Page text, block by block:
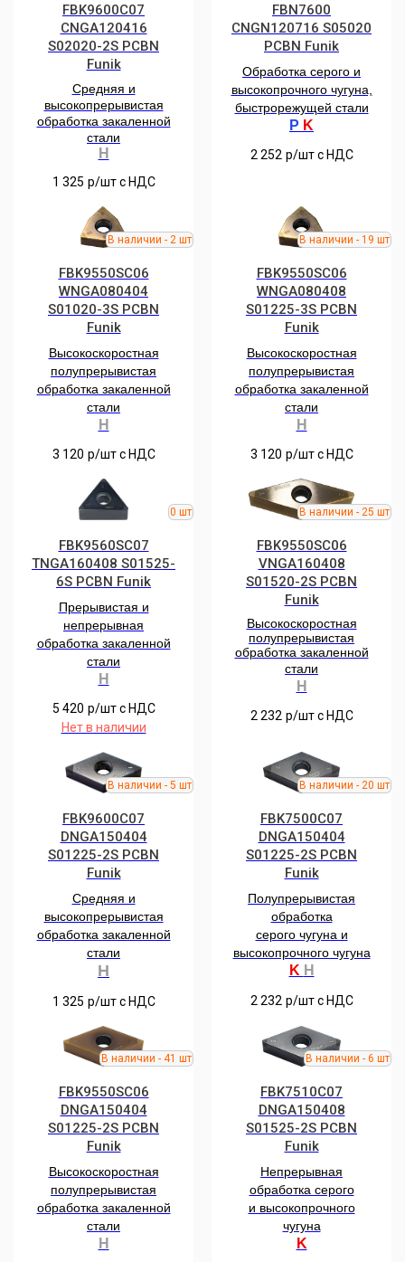
FBK9600C07
CNGA120416
S02020-2S РCBN
Funik
Средняя и
высокопрерывистая
обработка закаленной
стали
H
1 325 р/шт c НДС
FBN7600
CNGN120716 S05020
PCBN Funik
Обработка серого и
высокопрочного чугуна,
быстрорежущей стали
P K
2 252 р/шт c НДС
FBK9550SC06
WNGA080404
S01020-3S PCBN
Funik
Высокоскоростная
полупрерывистая
обработка закаленной
стали
H
3 120 р/шт c НДС
FBK9550SC06
WNGA080408
S01225-3S PCBN
Funik
Высокоскоростная
полупрерывистая
обработка закаленной
стали
H
3 120 р/шт c НДС
FBK9560SC07
TNGA160408 S01525-
6S PCBN Funik
Прерывистая и
непрерывная
обработка закаленной
стали
H
5 420 р/шт c НДС
Нет в наличии
FBK9550SC06
VNGA160408
S01520-2S PCBN
Funik
Высокоскоростная
полупрерывистая
обработка закаленной
стали
H
2 232 р/шт c НДС
FBK9600С07
DNGA150404
S01225-2S РCBN
Funik
Средняя и
высокопрерывистая
обработка закаленной
стали
H
1 325 р/шт c НДС
FBK7500С07
DNGA150404
S01225-2S РCBN
Funik
Полупрерывистая
обработка
серого чугуна и
высокопрочного чугуна
K H
2 232 р/шт c НДС
FBK9550SC06
DNGA150404
S01225-2S РCBN
Funik
Высокоскоростная
полупрерывистая
обработка закаленной
стали
H
FBK7510С07
DNGA150408
S01525-2S РCBN
Funik
Непрерывная
обработка серого
и высокопрочного
чугуна
K